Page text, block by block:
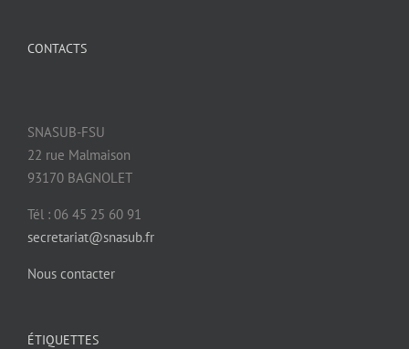
CONTACTS
SNASUB-FSU
22 rue Malmaison
93170 BAGNOLET
Tél : 06 45 25 60 91
secretariat@snasub.fr
Nous contacter
ÉTIQUETTES